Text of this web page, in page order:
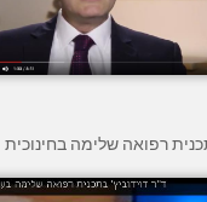
רפואה שלימה בחינוכית